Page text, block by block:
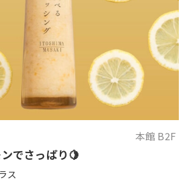
本館 B2F
でさっぱり🍋
ス